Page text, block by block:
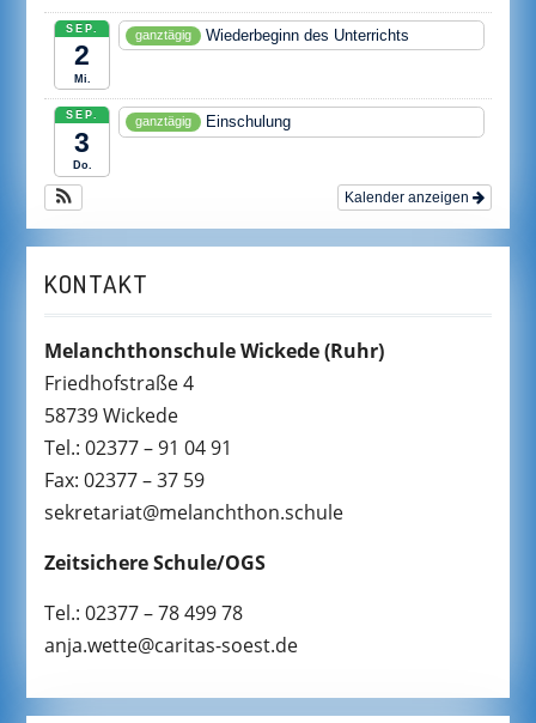
SEP.
2
Mi.
ganztägig Wiederbeginn des Unterrichts
SEP.
3
Do.
ganztägig Einschulung
Kalender anzeigen
KONTAKT
Melanchthonschule Wickede(Ruhr)
Friedhofstraße 4
58739 Wickede
Tel.: 02377 – 91 04 91
Fax: 02377 – 37 59
sekretariat@melanchthon.schule
Zeitsichere Schule/OGS
Tel.: 02377 – 78 499 78
anja.wette@caritas-soest.de